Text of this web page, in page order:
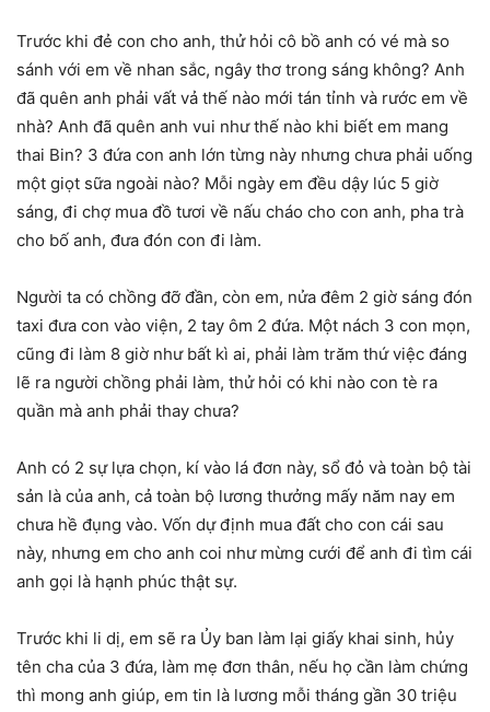
Trước khi đẻ con cho anh, thử hỏi cô bồ anh có vé mà so
sánh với em về nhan sắc, ngây thơ trong sáng không? Anh
đã quên anh phải vất vả thế nào mới tán tỉnh và rước em về
nhà? Anh đã quên anh vui như thế nào khi biết em mang
thai Bin? 3 đứa con anh lớn từng này nhưng chưa phải uống
một giọt sữa ngoài nào? Mỗi ngày em đều dậy lúc 5 giờ
sáng, đi chợ mua đồ tươi về nấu cháo cho con anh, pha trà
cho bố anh, đưa đón con đi làm.
Người ta có chồng đỡ đần, còn em, nửa đêm 2 giờ sáng đón
taxi đưa con vào viện, 2 tay ôm 2 đứa. Một nách 3 con mọn,
cũng đi làm 8 giờ như bất kì ai, phải làm trăm thứ việc đáng
lẽ ra người chồng phải làm, thử hỏi có khi nào con tè ra
quần mà anh phải thay chưa?
Anh có 2 sự lựa chọn, kí vào lá đơn này, sổ đỏ và toàn bộ tài
sản là của anh, cả toàn bộ lương thưởng mấy năm nay em
chưa hề đụng vào. Vốn dự định mua đất cho con cái sau
này, nhưng em cho anh coi như mừng cưới để anh đi tìm cái
anh gọi là hạnh phúc thật sự.
Trước khi li dị, em sẽ ra Ủy ban làm lại giấy khai sinh, hủy
tên cha của 3 đứa, làm mẹ đơn thân, nếu họ cần làm chứng
thì mong anh giúp, em tin là lương mỗi tháng gần 30 triệu